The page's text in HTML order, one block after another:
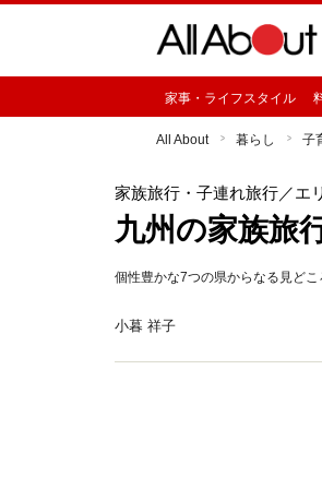
家事・ライフスタイル
All About 暮らし 子
家族旅行・子連れ旅行／エ
九州の家族旅
個性豊かな7つの県からなる見ど
小暮 祥子